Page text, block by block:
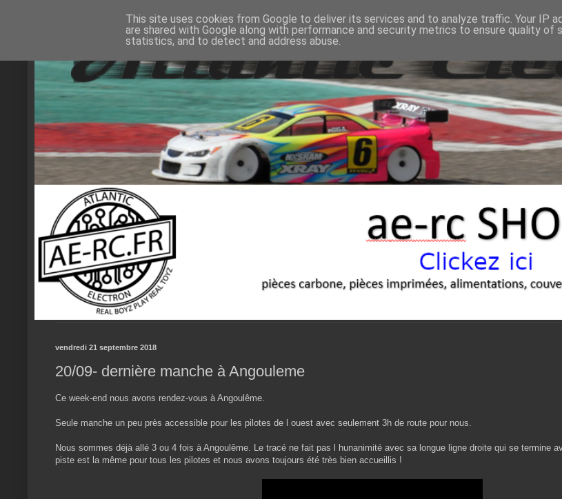
vendredi 21 septembre 2018
20/09- dernière manche à Angouleme
Ce week-end nous avons rendez-vous à Angoulême.
Seule manche un peu près accessible pour les pilotes de l ouest avec seulement 3h de route pour nous.
Nous sommes déjà allé 3 ou 4 fois à Angoulême. Le tracé ne fait pas l hunanimité avec sa longue ligne droite qui se termine
piste est la même pour tous les pilotes et nous avons toujours été très bien accueillis !
This site uses cookies from Google to deliver its services and to analyze traffic. Your IP
are shared with Google along with performance and security metrics to ensure quality of
statistics, and to detect and address abuse.